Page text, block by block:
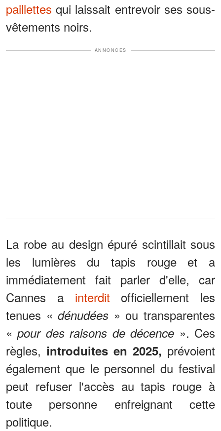
paillettes qui laissait entrevoir ses sous-
vêtements noirs.
ANNONCES
La robe au design épuré scintillait sous
les lumières du tapis rouge et a
immédiatement fait parler d'elle, car
Cannes a interdit officiellement les
tenues «dénudées » ou transparentes
«pour des raisons de décence ». Ces
règles, introduites en 2025, prévoient
également que le personnel du festival
peut refuser l'accès au tapis rouge à
toute personne enfreignant cette
politique.